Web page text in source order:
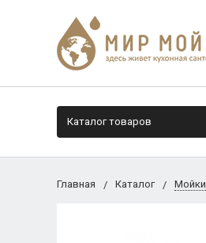
Каталог товаров
Главная Каталог Мойки